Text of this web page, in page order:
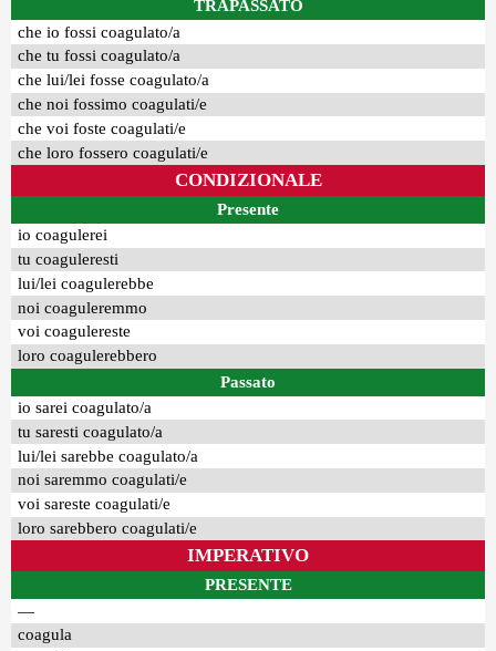
TRAPASSATO
che io fossi coagulato/a
che tu fossi coagulato/a
che lui/lei fosse coagulato/a
che noi fossimo coagulati/e
che voi foste coagulati/e
che loro fossero coagulati/e
CONDIZIONALE
Presente
io coagulerei
tu coaguleresti
lui/lei coagulerebbe
noi coaguleremmo
voi coagulereste
loro coagulerebbero
Passato
io sarei coagulato/a
tu saresti coagulato/a
lui/lei sarebbe coagulato/a
noi saremmo coagulati/e
voi sareste coagulati/e
loro sarebbero coagulati/e
IMPERATIVO
PRESENTE
—
coagula